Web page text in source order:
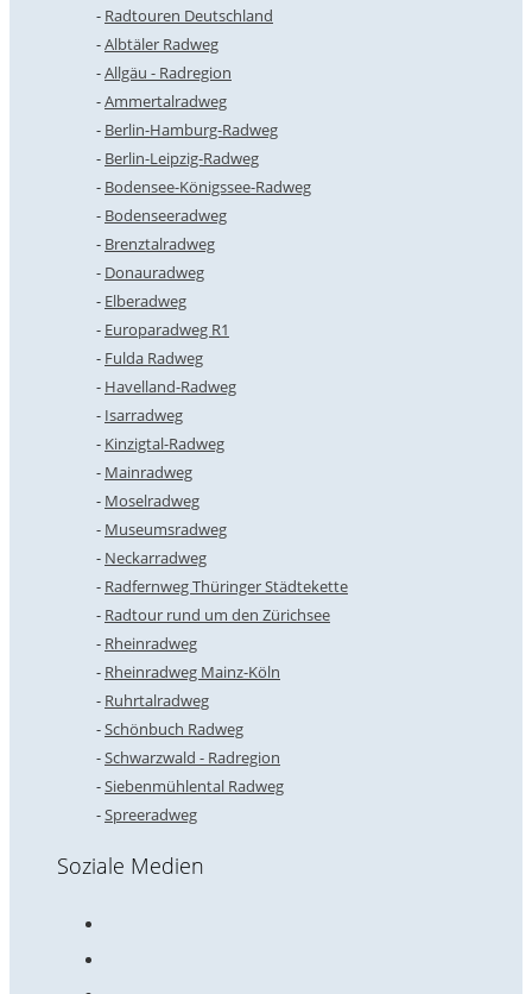
Radtouren Deutschland
Albtäler Radweg
Allgäu - Radregion
Ammertalradweg
Berlin-Hamburg-Radweg
Berlin-Leipzig-Radweg
Bodensee-Königssee-Radweg
Bodenseeradweg
Brenztalradweg
Donauradweg
Elberadweg
Europaradweg R1
Fulda Radweg
Havelland-Radweg
Isarradweg
Kinzigtal-Radweg
Mainradweg
Moselradweg
Museumsradweg
Neckarradweg
Radfernweg Thüringer Städtekette
Radtour rund um den Zürichsee
Rheinradweg
Rheinradweg Mainz-Köln
Ruhrtalradweg
Schönbuch Radweg
Schwarzwald - Radregion
Siebenmühlental Radweg
Spreeradweg
Soziale Medien